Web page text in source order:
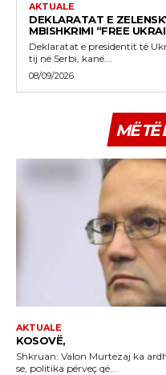
AKTUALE
DEKLARATAT E
MBISHKRIMI “FREE
Deklaratat e presidentit të
tij në Serbi, kanë...
08/09/2026
MË TË
AKTUALE
KOSOVË,
Shkruan: Valon Murtezaj ka ardhur koha që të kujtojmë, dhe kuptojmë
se, politika përveç që...